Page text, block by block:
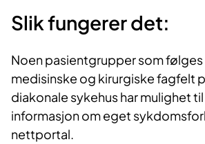
Slik fungerer det:
Noen pasientgrupper som
medisinske og kirurgiske fagfelt
diakonale sykehus har mulighet
informasjon om eget
nettportal.